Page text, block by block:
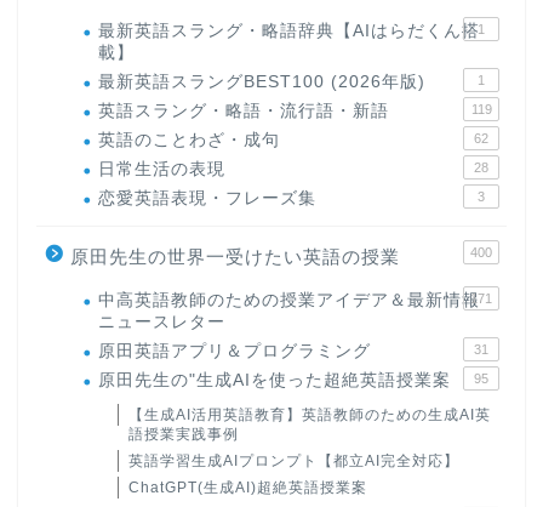
最新英語スラング・略語辞典【AIはらだくん搭
載】
1
最新英語スラングBEST100 (2026年版) 1
英語スラング・略語・流行語・新語 119
英語のことわざ・成句 62
日常生活の表現 28
恋愛英語表現・フレーズ集 3
原田先生の世界一受けたい英語の授業 400
中高英語教師のための授業アイデア＆最新情報
ニュースレター
171
原田英語アプリ＆プログラミング 31
原田先生の"生成AIを使った超絶英語授業案 95
【生成AI活用英語教育】英語教師のための生成AI英
語授業実践事例
英語学習生成AIプロンプト【都立AI完全対応】
ChatGPT(生成AI)超絶英語授業案